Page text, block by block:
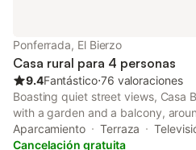
armario, secador de pelo y
Ponferrada, El Bierzo
Casa rural para 4 personas
9.4Fantástico⋅76 valoraciones
Boasting quiet street views, Casa
with a garden and a balcony,
Roman Mines. Featuring private
property also provides guests with
Aparcamiento Terraza
Cancelación gratuita